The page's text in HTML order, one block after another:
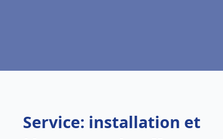
Service: installation et